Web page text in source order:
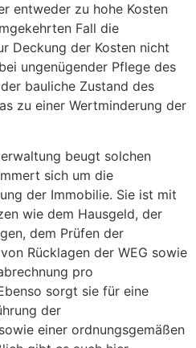
entweder zu hohe Kosten
Fall die
Deckung der Kosten nicht
ungenügender Pflege des
bauliche Zustand des
zu einer Wertminderung der
beugt solchen
sich um die
der Immobilie. Sie ist mit
wie dem Hausgeld, der
dem Prüfen der
Rücklagen der WEG sowie
pro
sorgt sie für eine
der
einer ordnungsgemäßen